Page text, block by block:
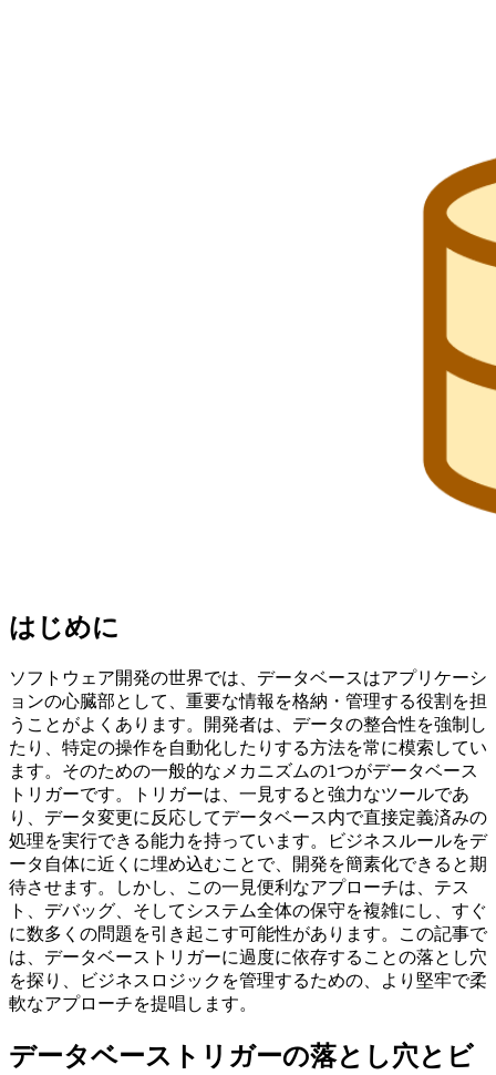
はじめに
ソフトウェア開発の世界では、データベースはアプリケーシ
ョンの心臓部として、重要な情報を格納・管理する役割を担
うことがよくあります。開発者は、データの整合性を強制し
たり、特定の操作を自動化したりする方法を常に模索してい
ます。そのための一般的なメカニズムの1つがデータベース
トリガーです。トリガーは、一見すると強力なツールであ
り、データ変更に反応してデータベース内で直接定義済みの
処理を実行できる能力を持っています。ビジネスルールをデ
ータ自体に近くに埋め込むことで、開発を簡素化できると期
待させます。しかし、この一見便利なアプローチは、テス
ト、デバッグ、そしてシステム全体の保守を複雑にし、すぐ
に数多くの問題を引き起こす可能性があります。この記事で
は、データベーストリガーに過度に依存することの落とし穴
を探り、ビジネスロジックを管理するための、より堅牢で柔
軟なアプローチを提唱します。
データベーストリガーの落とし穴とビ